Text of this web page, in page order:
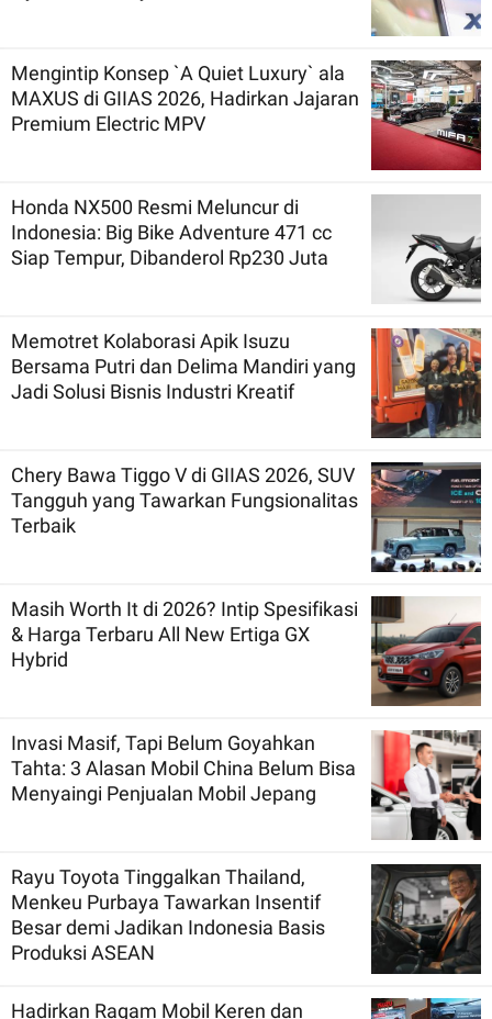
Mengintip Konsep `A Quiet Luxury` ala
MAXUS di GIIAS 2026, Hadirkan Jajaran
Premium Electric MPV
Honda NX500 Resmi Meluncur di
Indonesia: Big Bike Adventure 471 cc
Siap Tempur, Dibanderol Rp230 Juta
Memotret Kolaborasi Apik Isuzu
Bersama Putri dan Delima Mandiri yang
Jadi Solusi Bisnis Industri Kreatif
Chery Bawa Tiggo V di GIIAS 2026, SUV
Tangguh yang Tawarkan Fungsionalitas
Terbaik
Masih Worth It di 2026? Intip Spesifikasi
& Harga Terbaru All New Ertiga GX
Hybrid
Invasi Masif, Tapi Belum Goyahkan
Tahta: 3 Alasan Mobil China Belum Bisa
Menyaingi Penjualan Mobil Jepang
Rayu Toyota Tinggalkan Thailand,
Menkeu Purbaya Tawarkan Insentif
Besar demi Jadikan Indonesia Basis
Produksi ASEAN
Hadirkan Ragam Mobil Keren dan